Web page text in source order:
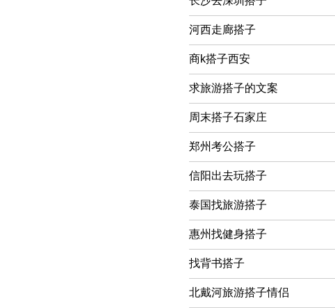
河西走廊搭子
商k搭子西安
求旅游搭子的文案
周末搭子石家庄
郑州考公搭子
信阳出去玩搭子
泰国找旅游搭子
惠州找健身搭子
找背书搭子
北戴河旅游搭子情侣